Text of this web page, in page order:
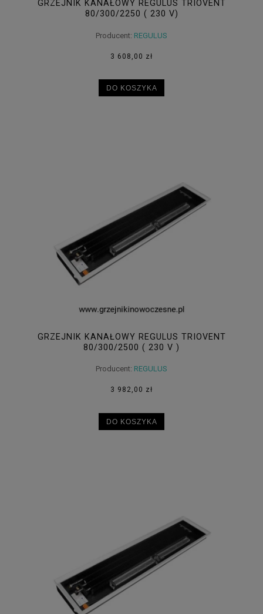
GRZEJNIK KANAŁOWY REGULUS TRIOVENT
80/300/2250 ( 230 V)
Producent: REGULUS
3 608,00 zł
DO KOSZYKA
GRZEJNIK KANAŁOWY REGULUS TRIOVENT
80/300/2500 ( 230 V )
Producent: REGULUS
3 982,00 zł
DO KOSZYKA